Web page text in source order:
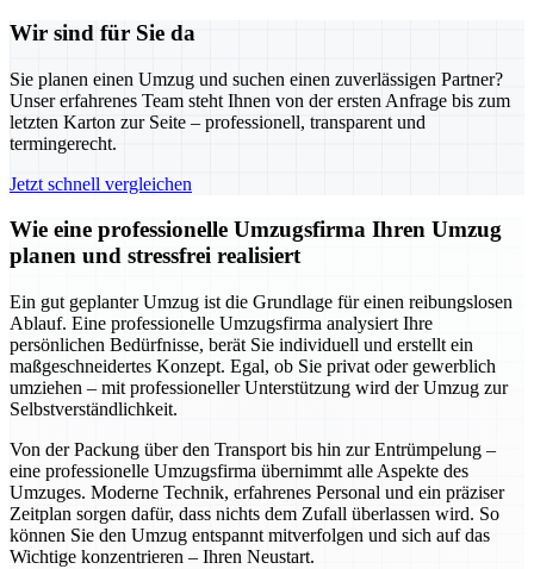
Wir sind für Sie da
Sie planen einen Umzug und suchen einen zuverlässigen Partner?
Unser erfahrenes Team steht Ihnen von der ersten Anfrage bis zum
letzten Karton zur Seite – professionell, transparent und
termingerecht.
Jetzt schnell vergleichen
Wie eine professionelle Umzugsfirma Ihren Umzug
planen und stressfrei realisiert
Ein gut geplanter Umzug ist die Grundlage für einen reibungslosen
Ablauf. Eine professionelle Umzugsfirma analysiert Ihre
persönlichen Bedürfnisse, berät Sie individuell und erstellt ein
maßgeschneidertes Konzept. Egal, ob Sie privat oder gewerblich
umziehen – mit professioneller Unterstützung wird der Umzug zur
Selbstverständlichkeit.
Von der Packung über den Transport bis hin zur Entrümpelung –
eine professionelle Umzugsfirma übernimmt alle Aspekte des
Umzuges. Moderne Technik, erfahrenes Personal und ein präziser
Zeitplan sorgen dafür, dass nichts dem Zufall überlassen wird. So
können Sie den Umzug entspannt mitverfolgen und sich auf das
Wichtige konzentrieren – Ihren Neustart.